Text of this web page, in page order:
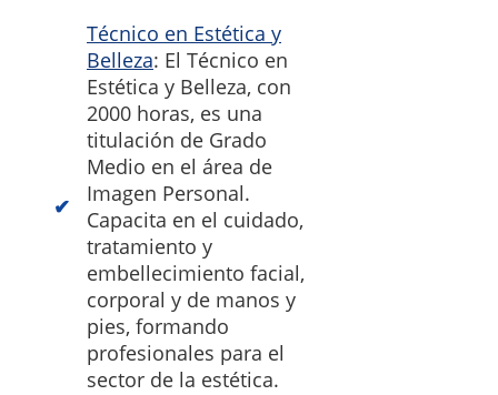
Técnico en Estética y
Belleza: El Técnico en
Estética y Belleza, con
2000 horas, es una
titulación de Grado
Medio en el área de
Imagen Personal.
Capacita en el cuidado,
tratamiento y
embellecimiento facial,
corporal y de manos y
pies, formando
profesionales para el
sector de la estética.